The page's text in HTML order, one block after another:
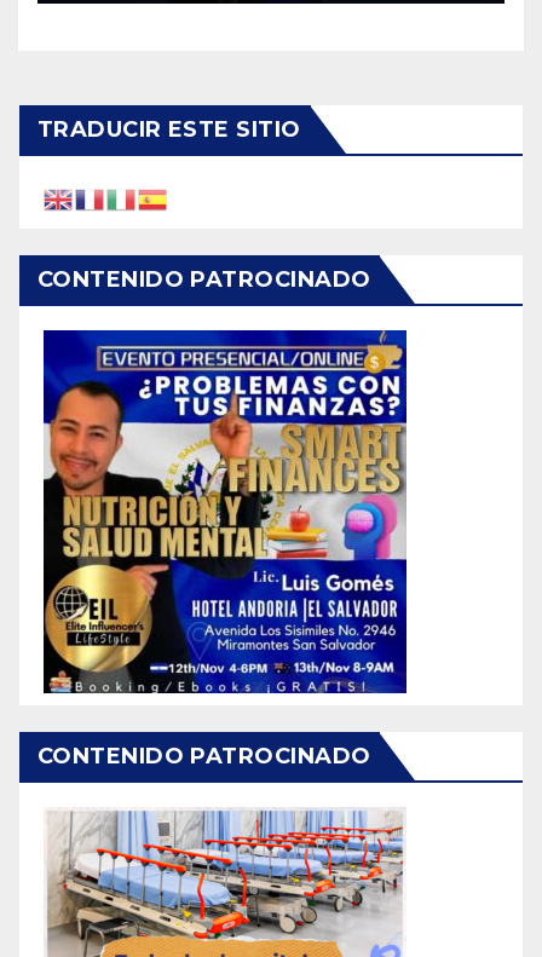
TRADUCIR ESTE SITIO
CONTENIDO PATROCINADO
CONTENIDO PATROCINADO